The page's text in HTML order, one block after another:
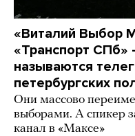
«Виталий Выбор
«Транспорт СПб»
называются
петербургских
Они массово
выборами. А спикер
канал в «Максе»